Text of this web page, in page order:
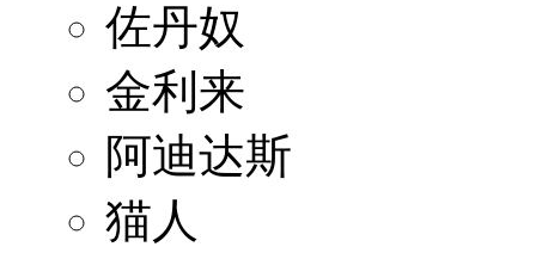
佐丹奴
金利来
阿迪达斯
猫人